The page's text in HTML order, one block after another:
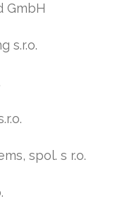
GmbH
s.r.o.
spol. s r.o.